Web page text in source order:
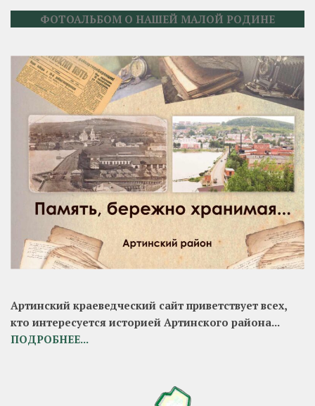
ФОТОАЛЬБОМ О НАШЕЙ МАЛОЙ РОДИНЕ
Артинский краеведческий сайт приветствует всех,
кто интересуется историей Артинского района...
ПОДРОБНЕЕ...